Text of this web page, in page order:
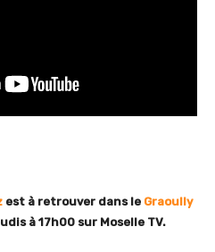
est à retrouver dans le Graoully
à 17h00 sur Moselle TV.